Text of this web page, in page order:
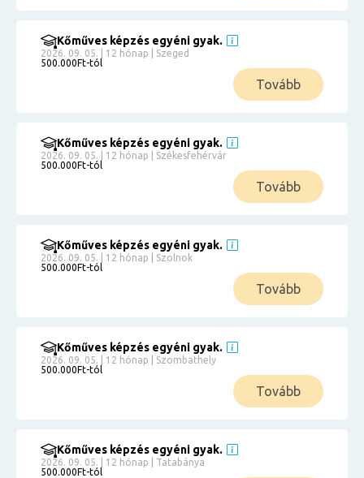
Kőműves képzés egyéni gyak.
2026. 09. 05. | 12 hónap | Szeged
500.000Ft-tól
Tovább
Kőműves képzés egyéni gyak.
2026. 09. 05. | 12 hónap | Székesfehérvár
500.000Ft-tól
Tovább
Kőműves képzés egyéni gyak.
2026. 09. 05. | 12 hónap | Szolnok
500.000Ft-tól
Tovább
Kőműves képzés egyéni gyak.
2026. 09. 05. | 12 hónap | Szombathely
500.000Ft-tól
Tovább
Kőműves képzés egyéni gyak.
2026. 09. 05. | 12 hónap | Tatabánya
500.000Ft-tól